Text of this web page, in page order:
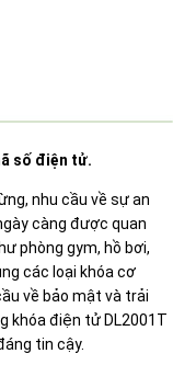
số điện tử.
nhu cầu về sự an
càng được quan
phòng gym, hồ bơi,
các loại khóa cơ
về bảo mật và trải
khóa điện tử DL2001T
tin cậy.